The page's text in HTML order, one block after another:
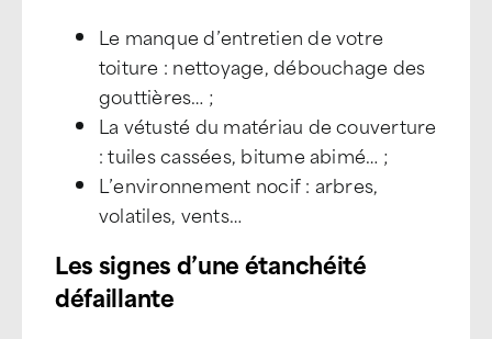
Le manque d’entretien de votre
toiture : nettoyage, débouchage des
gouttières… ;
La vétusté du matériau de couverture
: tuiles cassées, bitume abimé… ;
L’environnement nocif : arbres,
volatiles, vents…
Les signes d’une étanchéité
défaillante